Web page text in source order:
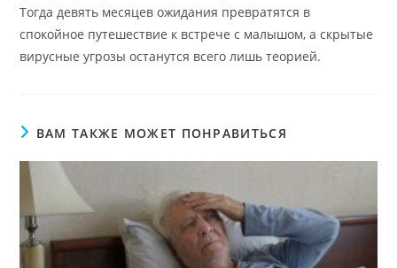
Тогда девять месяцев ожидания превратятся в
спокойное путешествие к встрече с малышом, а скрытые
вирусные угрозы останутся всего лишь теорией.
ВАМ ТАКЖЕ МОЖЕТ ПОНРАВИТЬСЯ